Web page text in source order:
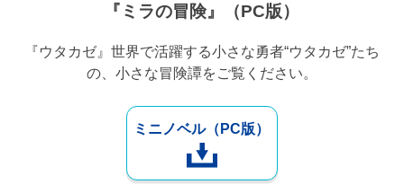
『ミラの冒険』（PC版）
『ウタカゼ』世界で活躍する小さな勇者“ウタカゼ”たち
の、小さな冒険譚をご覧ください。
ミニノベル（PC版）